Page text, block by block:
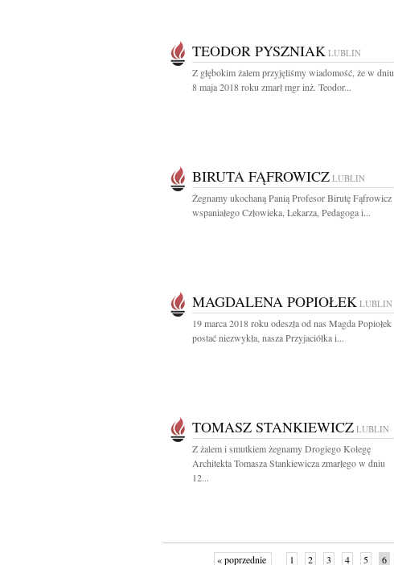
TEODOR PYSZNIAK LUBLIN
Z głębokim żalem przyjęliśmy wiadomość, że w dniu
8 maja 2018 roku zmarł mgr inż. Teodor...
BIRUTA FĄFROWICZ LUBLIN
Żegnamy ukochaną Panią Profesor Birutę Fąfrowicz
wspaniałego Człowieka, Lekarza, Pedagoga i...
MAGDALENA POPIOŁEK LUBLIN
19 marca 2018 roku odeszła od nas Magda Popiołek
postać niezwykła, nasza Przyjaciółka i...
TOMASZ STANKIEWICZ LUBLIN
Z żalem i smutkiem żegnamy Drogiego Kolegę
Architekta Tomasza Stankiewicza zmarłego w dniu
12...
« poprzednie 1 2 3 4 5 6